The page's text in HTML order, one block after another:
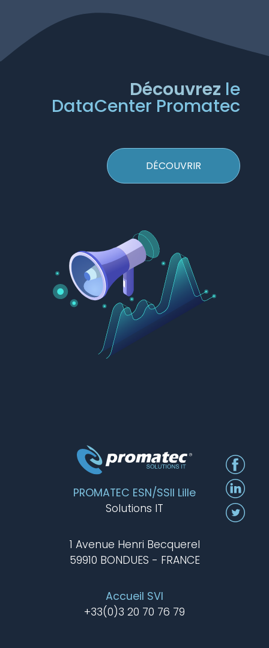
Découvrez le
DataCenter Promatec
DÉCOUVRIR
PROMATEC ESN/SSII Lille
Solutions IT
1 Avenue Henri Becquerel
59910 BONDUES - FRANCE
Accueil SVI
+33(0)3 20 70 76 79